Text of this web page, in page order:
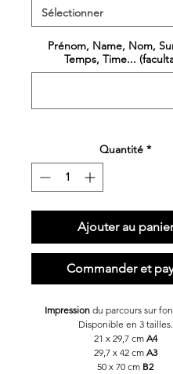
Prénom, Name, Nom,
Temps, Time...
Quantité *
Ajouter au panier
Commander et
Impression du parcours sur
Disponible en 3 tailles.
21 x 29,7 cm A4
29,7 x 42 cm A3
50 x 70 cm B2